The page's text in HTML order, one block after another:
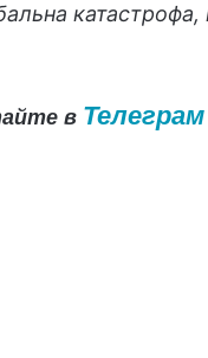
катастрофа,
в Телеграм